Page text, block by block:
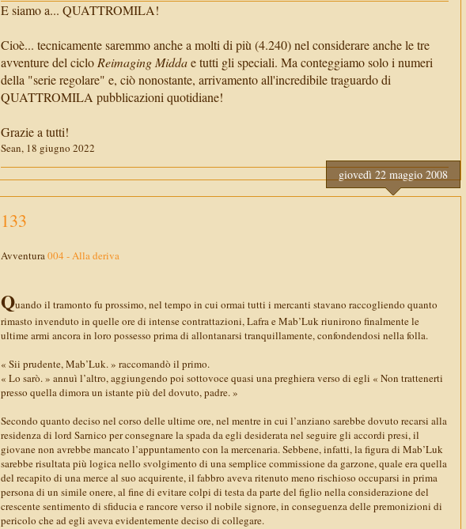
E siamo a... QUATTROMILA!
Cioè... tecnicamente saremmo anche a molti di più (4.240) nel considerare anche le tre
avventure del cicloReimaging Middae tutti gli speciali. Ma conteggiamo solo i numeri
della "serie regolare" e, ciò nonostante, arrivamento all'incredibile traguardo di
QUATTROMILA pubblicazioni quotidiane!
Grazie a tutti!
Sean, 18 giugno 2022
giovedì 22 maggio 2008
133
Avventura004 - Alla deriva
Quando il tramonto fu prossimo, nel tempo in cui ormai tutti i mercanti stavano raccogliendo quanto
rimasto invenduto in quelle ore di intense contrattazioni, Lafra e Mab’Luk riunirono finalmente le
ultime armi ancora in loro possesso prima di allontanarsi tranquillamente, confondendosi nella folla.
« Sii prudente, Mab’Luk. » raccomandò il primo.
« Lo sarò. » annuì l’altro, aggiungendo poi sottovoce quasi una preghiera verso di egli « Non trattenerti
presso quella dimora un istante più del dovuto, padre. »
Secondo quanto deciso nel corso delle ultime ore, nel mentre in cui l’anziano sarebbe dovuto recarsi alla
residenza di lord Sarnico per consegnare la spada da egli desiderata nel seguire gli accordi presi, il
giovane non avrebbe mancato l’appuntamento con la mercenaria. Sebbene, infatti, la figura di Mab’Luk
sarebbe risultata più logica nello svolgimento di una semplice commissione da garzone, quale era quella
del recapito di una merce al suo acquirente, il fabbro aveva ritenuto meno rischioso occuparsi in prima
persona di un simile onere, al fine di evitare colpi di testa da parte del figlio nella considerazione del
crescente sentimento di sfiducia e rancore verso il nobile signore, in conseguenza delle premonizioni di
pericolo che ad egli aveva evidentemente deciso di collegare.